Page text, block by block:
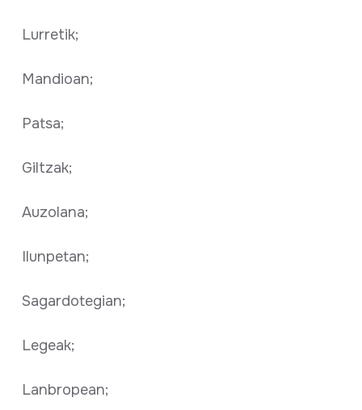
Lurretik;
Mandioan;
Patsa;
Giltzak;
Auzolana;
Ilunpetan;
Sagardotegian;
Legeak;
Lanbropean;